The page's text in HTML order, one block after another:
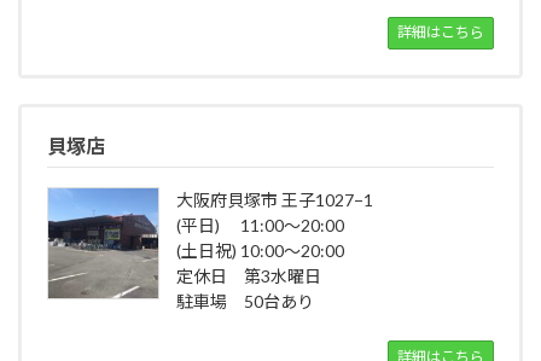
詳細はこちら
貝塚店
大阪府貝塚市 王子1027−1
(平日) 11:00～20:00
(土日祝) 10:00～20:00
定休日 第3水曜日
駐車場 50台あり
詳細はこちら